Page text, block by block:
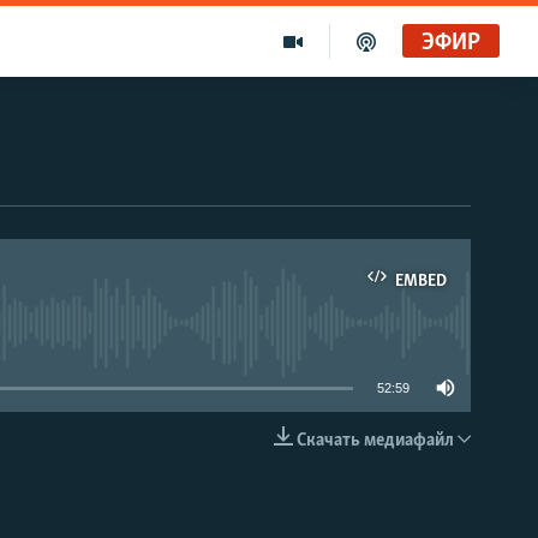
ЭФИР
EMBED
EMBED
52:59
Скачать медиафайл